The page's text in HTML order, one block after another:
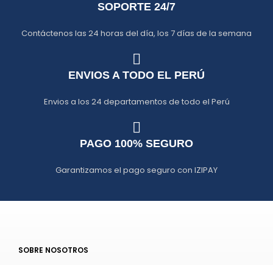
SOPORTE 24/7
Contáctenos las 24 horas del día, los 7 días de la semana
ENVIOS A TODO EL PERÚ
Envios a los 24 departamentos de todo el Perú
PAGO 100% SEGURO
Garantizamos el pago seguro con IZIPAY
SOBRE NOSOTROS